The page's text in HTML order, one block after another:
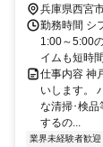
ご近所の方
兵庫県西宮
勤務時間 シ
1:00～5:00
イムも短時
仕事内容 神
いします。
な清掃･検品
するの...
業界未経験者歓迎